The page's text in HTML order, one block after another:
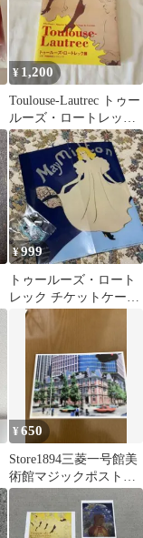
¥ 1,200
Toulouse-Lautrec トゥー
ルーズ・ロートレック
展 三菱一号館美術館
¥999
トゥールーズ・ロート
レック チケットケース
アクリル キーホルダー
セット
¥650
Store1894三菱一号館美
術館マジックポストカ
ード